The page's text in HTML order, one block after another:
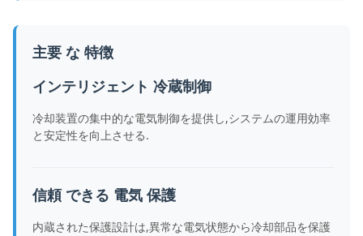
主要 な 特徴
インテリジェント 冷蔵制御
冷却装置の集中的な電気制御を提供し,システムの運用効率
と安定性を向上させる.
信頼 できる 電気 保護
内蔵された保護設計は,異常な電気状態から冷却部品を保護